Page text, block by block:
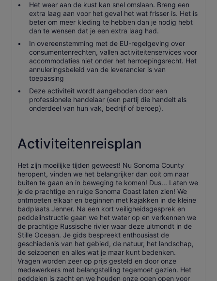
Het weer aan de kust kan snel omslaan. Breng een
extra laag aan voor het geval het wat frisser is. Het is
beter om meer kleding te hebben dan je nodig hebt
dan te wensen dat je een extra laag had.
In overeenstemming met de EU-regelgeving over
consumentenrechten, vallen activiteitenservices voor
accommodaties niet onder het herroepingsrecht. Het
annuleringsbeleid van de leverancier is van
toepassing
Deze activiteit wordt aangeboden door een
professionele handelaar (een partij die handelt als
onderdeel van hun vak, bedrijf of beroep).
Activiteitenreisplan
Het zijn moeilijke tijden geweest! Nu Sonoma County
heropent, vinden we het belangrijker dan ooit om naar
buiten te gaan en in beweging te komen! Dus... Laten we
je de prachtige en ruige Sonoma Coast laten zien! We
ontmoeten elkaar en beginnen met kajakken in de kleine
badplaats Jenner. Na een kort veiligheidsgesprek en
peddelinstructie gaan we het water op en verkennen we
de prachtige Russische rivier waar deze uitmondt in de
Stille Oceaan. Je gids bespreekt enthousiast de
geschiedenis van het gebied, de natuur, het landschap,
de seizoenen en alles wat je maar kunt bedenken.
Vragen worden zeer op prijs gesteld en door onze
medewerkers met belangstelling tegemoet gezien. Het
peddelen is zacht en we houden onze ogen open voor